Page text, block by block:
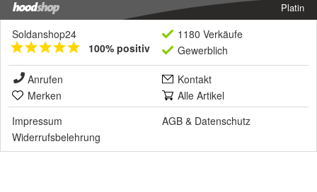
Platin
Soldanshop24
100% positiv
1180 Verkäufe
Gewerblich
Anrufen
Kontakt
Merken
Alle Artikel
Impressum
AGB & Datenschutz
Widerrufsbelehrung